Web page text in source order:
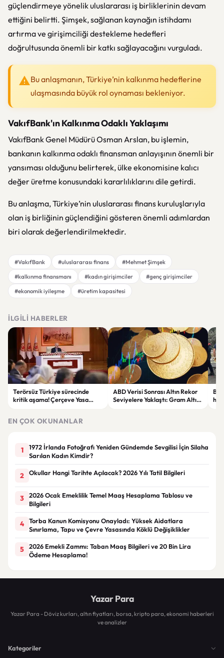
güçlendirmeye yönelik uluslararası iş birliklerinin devam
ettiğini belirtti. Şimşek, sağlanan kaynağın istihdamı
artırma ve girişimciliği destekleme hedefleri
doğrultusunda önemli bir katkı sağlayacağını vurguladı.
Bu anlaşmanın, Türkiye’nin kalkınma hedeflerine
ulaşmasında büyük rol oynaması bekleniyor.
VakıfBank'ın Kalkınma Odaklı Yaklaşımı
VakıfBank Genel Müdürü Osman Arslan, bu işlemin,
bankanın kalkınma odaklı finansman anlayışının önemli bir
yansıması olduğunu belirterek, ülke ekonomisine kalıcı
değer üretme konusundaki kararlılıklarını dile getirdi.
Bu anlaşma, Türkiye’nin uluslararası finans kuruluşlarıyla
olan iş birliğinin güçlendiğini gösteren önemli adımlardan
biri olarak değerlendirilmektedir.
#VakıfBank #uluslararası finans
#Mehmet Şimşek
#kalkınma finansmanı
#kadın girişimciler
#genç girişimciler
#ekonomik iyileşme
#üretim kapasitesi
İLGILI HABERLER
Terörsüz Türkiye sürecinde
kritik aşama! Çerçeve Yasa
ABD Verisi Sonrası Altın Rekor
Seviyelere Yaklaştı: Gram Altın
EN ÇOK OKUNANLAR
1
1972 İrlanda Fotoğrafı Yeniden Gündemde Sevgilisi İçin Silaha
Sarılan Kadın Kimdir?
2 Okullar Hangi Tarihte Açılacak? 2026 Yılı Tatil Bilgileri
3
2026 Ocak Emeklilik Temel Maaş Hesaplama Tablosu ve
Bilgileri
4
Torba Kanun Komisyonu Onayladı: Yüksek Aidatlara
Sınırlama, Tapu ve Çevre Yasasında Köklü Değişiklikler
5
2026 Emekli Zammı: Taban Maaş Bilgileri ve 20 Bin Lira
Ödeme Hesaplama!
Yazar Para
Yazar Para - Döviz kurları, altın fiyatları, borsa, kripto para, ekonomi haberleri
ve analizler
Kategoriler